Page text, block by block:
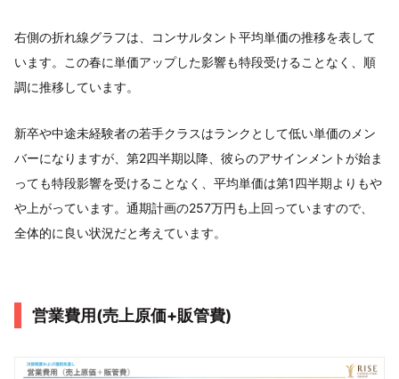
右側の折れ線グラフは、コンサルタント平均単価の推移を表して
います。この春に単価アップした影響も特段受けることなく、順
調に推移しています。
新卒や中途未経験者の若手クラスはランクとして低い単価のメン
バーになりますが、第2四半期以降、彼らのアサインメントが始ま
っても特段影響を受けることなく、平均単価は第1四半期よりもや
や上がっています。通期計画の257万円も上回っていますので、
全体的に良い状況だと考えています。
営業費用(売上原価+販管費)